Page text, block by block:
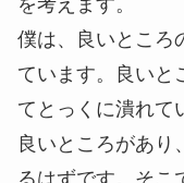
を考えます。
僕は、良いところ
ています。良いと
てとっくに潰れて
良いところがあり